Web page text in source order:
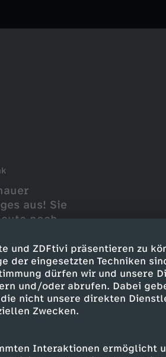
und ZDFtivi präsentieren zu
der eingesetzten Techniken
dürfen wir und unsere
und/oder abrufen. Dabei
nicht unsere direkten
Zwecken.
Interaktionen ermöglicht
aus! Sie
noch